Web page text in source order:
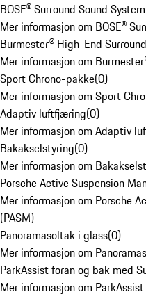
BOSE® Surround Sound System
Mer informasjon om BOSE®
Burmester® High-End
Mer informasjon om
Sport Chrono-pakke(0)
Mer informasjon om Sport
Adaptiv luftfjæring(0)
Mer informasjon om Adaptiv
Bakakselstyring(0)
Mer informasjon om
Porsche Active Suspension
Mer informasjon om Porsche
(PASM)
Panoramasoltak i glass(0)
Mer informasjon om
ParkAssist foran og bak med
Mer informasjon om